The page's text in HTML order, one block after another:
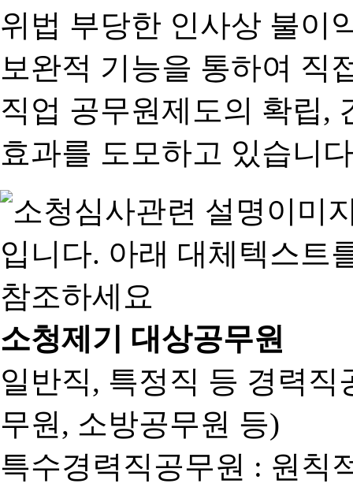
위법 부당한 인사상 불이
보완적 기능을 통하여 직
직업 공무원제도의 확립,
효과를 도모하고 있습니
소청제기 대상공무원
일반직, 특정직 등 경력
무원, 소방공무원 등)
특수경력직공무원 : 원칙